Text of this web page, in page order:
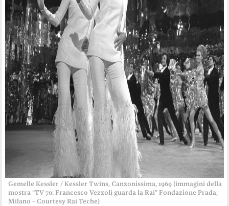
Gemelle Kessler / Kessler Twins, Canzonissima, 1969 (immagini della
mostra “TV 70: Francesco Vezzoli guarda la Rai” Fondazione Prada,
Milano – Courtesy Rai Teche)